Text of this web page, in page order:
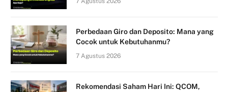
Perbedaan Giro dan Deposito: Mana yang
Cocok untuk Kebutuhanmu?
7 Agustus 2026
Rekomendasi Saham Hari Ini: QCOM,